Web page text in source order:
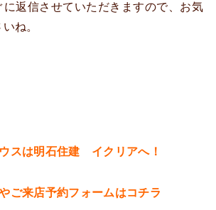
に返信させていただきますので、お気
ね。
スは明石住建 イクリアへ！
ご来店予約フォームはコチラ